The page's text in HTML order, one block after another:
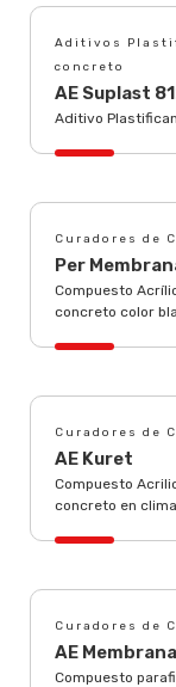
Aditivos
concreto
AE Suplast
Aditivo
Curadores de
Per
Compuesto
concreto color
Curadores de
AE Kuret
Compuesto
concreto en
Curadores de
AE
Compuesto